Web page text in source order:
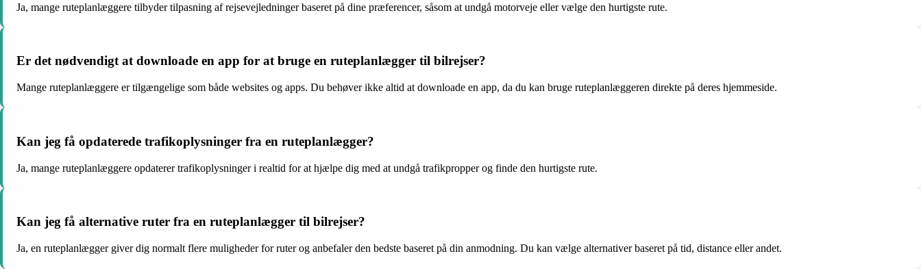
Ja, mange ruteplanlæggere tilbyder tilpasning af rejsevejledninger baseret på dine præferencer, såsom at undgå motorveje eller vælge den hurtigste rute.
Er det nødvendigt at downloade en app for at bruge en ruteplanlægger til bilrejser?
Mange ruteplanlæggere er tilgængelige som både websites og apps. Du behøver ikke altid at downloade en app, da du kan bruge ruteplanlæggeren direkte på deres hjemmeside.
Kan jeg få opdaterede trafikoplysninger fra en ruteplanlægger?
Ja, mange ruteplanlæggere opdaterer trafikoplysninger i realtid for at hjælpe dig med at undgå trafikpropper og finde den hurtigste rute.
Kan jeg få alternative ruter fra en ruteplanlægger til bilrejser?
Ja, en ruteplanlægger giver dig normalt flere muligheder for ruter og anbefaler den bedste baseret på din anmodning. Du kan vælge alternativer baseret på tid, distance eller andet.